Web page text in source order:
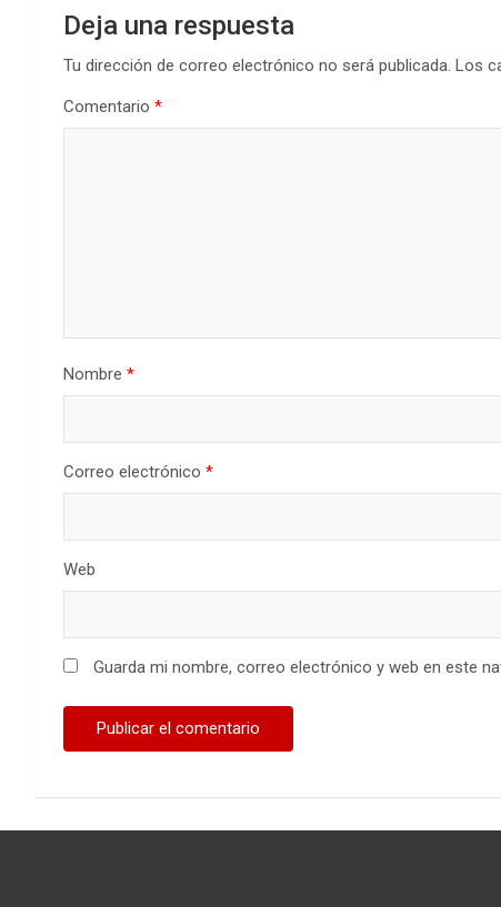
Deja una respuesta
Tu dirección de correo electrónico no será publicada. Los
Comentario *
Nombre *
Correo electrónico *
Web
Guarda mi nombre, correo electrónico y web en este